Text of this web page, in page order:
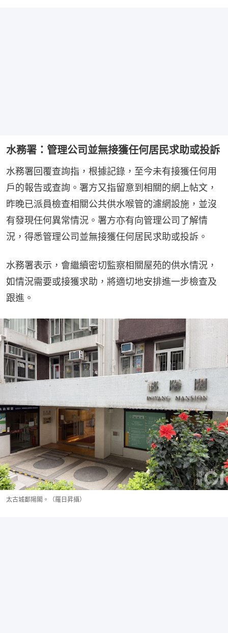
水務署：管理公司並無接獲任何居民求助或投訴
水務署回覆查詢指，根據記錄，至今未有接獲任何用
戶的報告或查詢。署方又指留意到相關的網上帖文，
昨晚已派員檢查相關公共供水喉管的濾網設施，並沒
有發現任何異常情況。署方亦有向管理公司了解情
況，得悉管理公司並無接獲任何居民求助或投訴。
水務署表示，會繼續密切監察相關屋苑的供水情況，
如情況需要或接獲求助，將適切地安排進一步檢查及
跟進。
太古城鄱陽閣。（羅日昇攝）